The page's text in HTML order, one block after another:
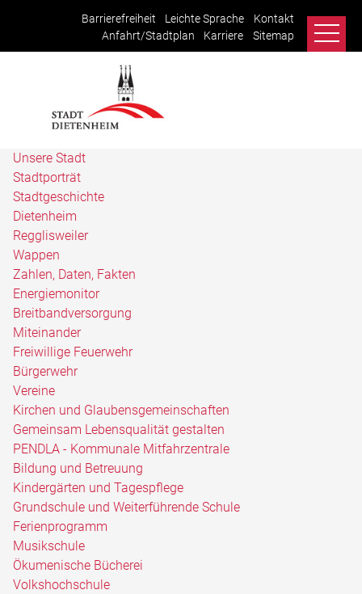
Barrierefreiheit Leichte Sprache
Kontakt
Anfahrt/Stadtplan
Karriere Sitemap
Unsere Stadt
Stadtporträt
Stadtgeschichte
Dietenheim
Regglisweiler
Wappen
Zahlen, Daten, Fakten
Energiemonitor
Breitbandversorgung
Miteinander
Freiwillige Feuerwehr
Bürgerwehr
Vereine
Kirchen und Glaubensgemeinschaften
Gemeinsam Lebensqualität gestalten
PENDLA - Kommunale Mitfahrzentrale
Bildung und Betreuung
Kindergärten und Tagespflege
Grundschule und Weiterführende Schule
Ferienprogramm
Musikschule
Ökumenische Bücherei
Volkshochschule